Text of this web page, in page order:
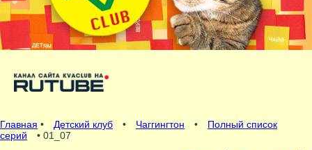
Главная • Детский клуб • Чаггингтон •
Полный список
серий
• 01_07